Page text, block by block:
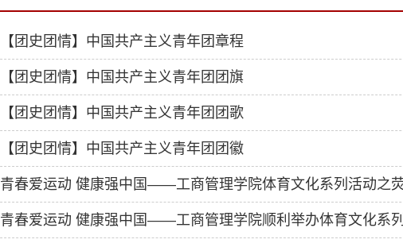
【团史团情】中国共产主义青年团章程
【团史团情】中国共产主义青年团团旗
【团史团情】中国共产主义青年团团歌
【团史团情】中国共产主义青年团团徽
青春爱运动 健康强中国——工商管理学院体育文化系列活动之
青春爱运动 健康强中国——工商管理学院顺利举办体育文化系